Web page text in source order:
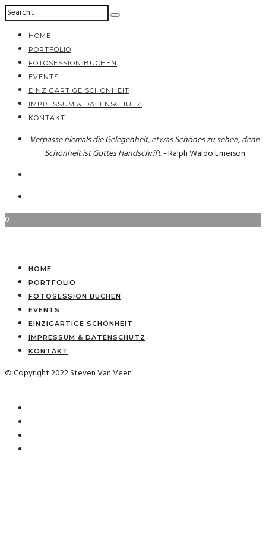
HOME
PORTFOLIO
FOTOSESSION BUCHEN
EVENTS
EINZIGARTIGE SCHÖNHEIT
IMPRESSUM & DATENSCHUTZ
KONTAKT
Verpasse niemals die Gelegenheit, etwas Schönes zu sehen, denn
Schönheit ist Gottes Handschrift.- Ralph Waldo Emerson
0
HOME
PORTFOLIO
FOTOSESSION BUCHEN
EVENTS
EINZIGARTIGE SCHÖNHEIT
IMPRESSUM & DATENSCHUTZ
KONTAKT
© Copyright 2022 Steven Van Veen